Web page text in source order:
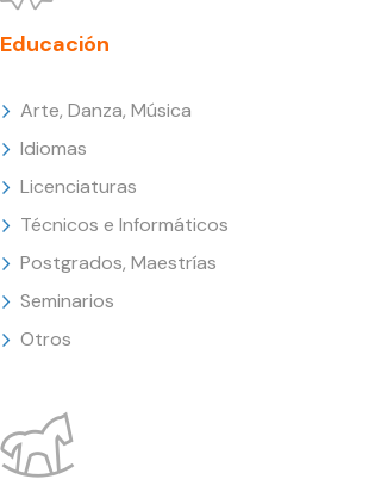
Educación
Arte, Danza, Música
Idiomas
Licenciaturas
Técnicos e Informáticos
Postgrados, Maestrías
Seminarios
Otros